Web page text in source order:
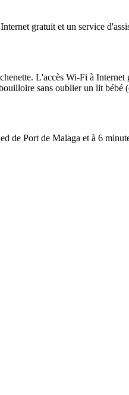
gratuit et un service
L'accès Wi-Fi à
sans oublier un lit bébé
Port de Malaga et à 6